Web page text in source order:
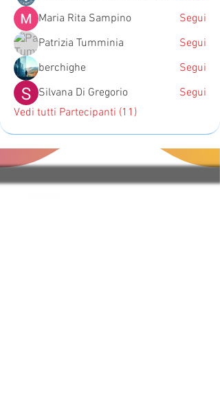
Maria Rita Sampino
Segui
Patrizia Tumminia
Segui
berchighe
Segui
Silvana Di Gregorio
Segui
Vedi tutti Partecipanti (11)